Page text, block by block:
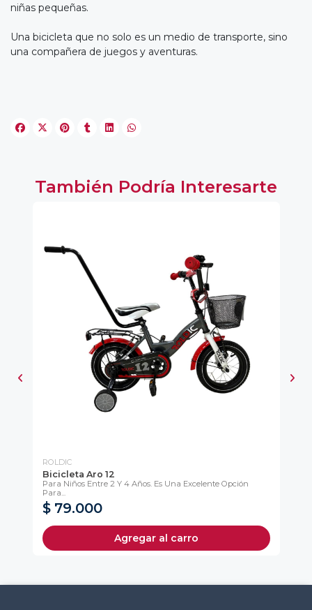
niñas pequeñas.
Una bicicleta que no solo es un medio de transporte, sino
una compañera de juegos y aventuras.
También Podría Interesarte
ROLDIC
Bicicleta Aro 12
Para Niños Entre 2 Y 4 Años. Es Una Excelente Opción
Para...
$ 79.000
Agregar al carro